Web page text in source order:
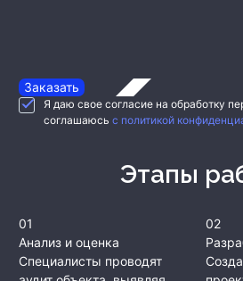
Заказать
Я даю свое согласие на обработку
соглашаюсь с политикой
Этапы
01
Анализ и оценка
Специалисты проводят
02